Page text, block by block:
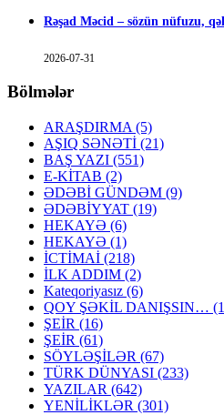
Rəşad Məcid – sözün nüfuzu,
2026-07-31
Bölmələr
ARAŞDIRMA (5)
AŞIQ SƏNƏTİ (21)
BAŞ YAZI (551)
E-KİTAB (2)
ƏDƏBİ GÜNDƏM (9)
ƏDƏBİYYAT (19)
HEKAYƏ (6)
HEKAYƏ (1)
İCTİMAİ (218)
İLK ADDIM (2)
Kateqoriyasız (6)
QOY ŞƏKİL DANIŞSIN…
ŞEİR (16)
ŞEİR (61)
SÖYLƏŞİLƏR (67)
TÜRK DÜNYASI (233)
YAZILAR (642)
YENİLİKLƏR (301)